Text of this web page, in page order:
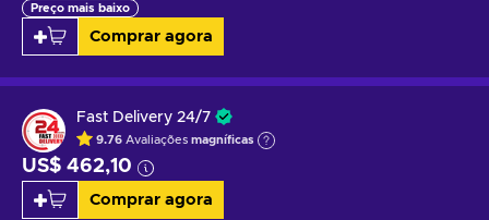
Preço mais baixo
Comprar agora
Fast Delivery 24/7
9.76 Avaliações magníficas
US$ 462,10
Comprar agora